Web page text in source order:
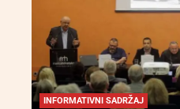
INFORMATIVNI SADRŽAJ